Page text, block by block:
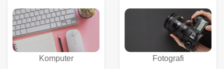
Komputer Fotografi